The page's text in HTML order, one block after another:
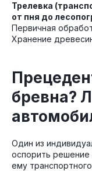
Трелевка
от пня до
Первичная
Хранение
бревна?
Один из
оспорить решение
ему